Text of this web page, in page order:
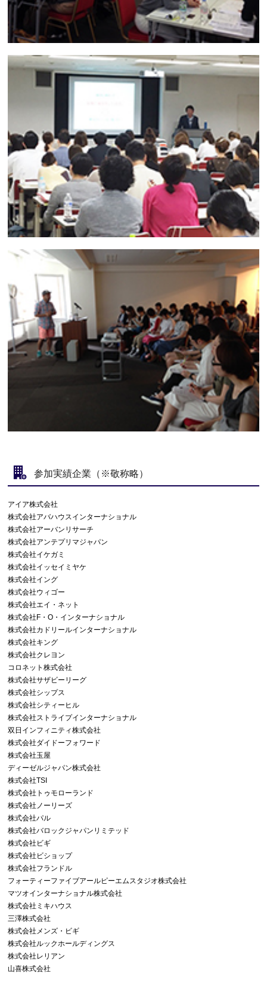
参加実績企業（※敬称略）
アイア株式会社
株式会社アバハウスインターナショナル
株式会社アーバンリサーチ
株式会社アンテプリマジャパン
株式会社イケガミ
株式会社イッセイミヤケ
株式会社イング
株式会社ウィゴー
株式会社エイ・ネット
株式会社F・O・インターナショナル
株式会社カドリールインターナショナル
株式会社キング
株式会社クレヨン
コロネット株式会社
株式会社サザビーリーグ
株式会社シップス
株式会社シティーヒル
株式会社ストライプインターナショナル
双日インフィニティ株式会社
株式会社ダイドーフォワード
株式会社玉屋
ディーゼルジャパン株式会社
株式会社TSI
株式会社トゥモローランド
株式会社ノーリーズ
株式会社パル
株式会社バロックジャパンリミテッド
株式会社ビギ
株式会社ビショップ
株式会社フランドル
フォーティーファイブアールピーエムスタジオ株式会社
マツオインターナショナル株式会社
株式会社ミキハウス
三澤株式会社
株式会社メンズ・ビギ
株式会社ルックホールディングス
株式会社レリアン
山喜株式会社